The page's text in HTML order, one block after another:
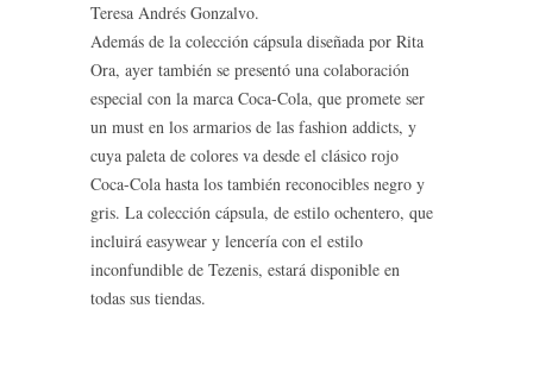
Teresa Andrés Gonzalvo.
Además de la colección cápsula diseñada por Rita
Ora, ayer también se presentó una colaboración
especial con la marca Coca-Cola, que promete ser
un must en los armarios de las fashion addicts, y
cuya paleta de colores va desde el clásico rojo
Coca-Cola hasta los también reconocibles negro y
gris. La colección cápsula, de estilo ochentero, que
incluirá easywear y lencería con el estilo
inconfundible de Tezenis, estará disponible en
todas sus tiendas.